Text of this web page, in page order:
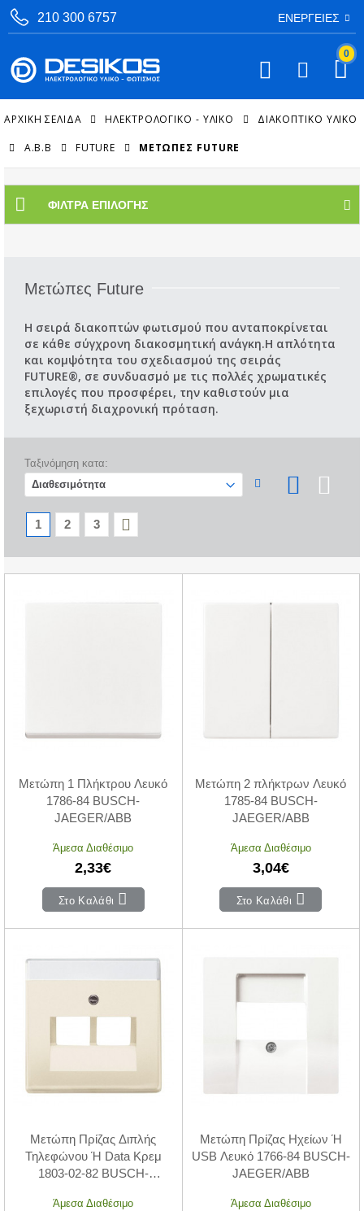
210 300 6757 ΕΝΈΡΓΕΙΕΣ
0
ΑΡΧΙΚΉ ΣΕΛΊΔΑ ΗΛΕΚΤΡΟΛΟΓΙΚΟ - ΥΛΙΚΟ ΔΙΑΚΟΠΤΙΚΌ ΥΛΙΚΌ
A.B.B FUTURE ΜΕΤΏΠΕΣ FUTURE
ΦΊΛΤΡΑ ΕΠΙΛΟΓΉΣ
Μετώπες Future
Η σειρά διακοπτών φωτισμού που ανταποκρίνεται
σε κάθε σύγχρονη διακοσμητική ανάγκη.Η απλότητα
και κομψότητα του σχεδιασμού της σειράς
FUTURE®, σε συνδυασμό με τις πολλές χρωματικές
επιλογές που προσφέρει, την καθιστούν μια
ξεχωριστή διαχρονική πρόταση.
Ταξινόμηση κατα:
1 2 3
Μετώπη 1 Πλήκτρου Λευκό
1786-84 BUSCH-
JAEGER/ABB
Άμεσα Διαθέσιμο
2,33€
Στο Καλάθι
Μετώπη 2 πλήκτρων Λευκό
1785-84 BUSCH-
JAEGER/ABB
Άμεσα Διαθέσιμο
3,04€
Στο Καλάθι
Μετώπη Πρίζας Διπλής
Τηλεφώνου Ή Data Κρεμ
1803-02-82 BUSCH-
Άμεσα Διαθέσιμο
Μετώπη Πρίζας Ηχείων Ή
USB Λευκό 1766-84 BUSCH-
JAEGER/ABB
Άμεσα Διαθέσιμο